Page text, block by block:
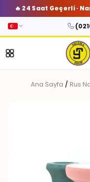
🔥 24 Saat Geçerli ·
Ana Sayfa / Rus